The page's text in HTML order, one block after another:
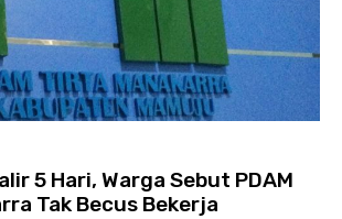
5 Hari, Warga Sebut PDAM
Tak Becus Bekerja